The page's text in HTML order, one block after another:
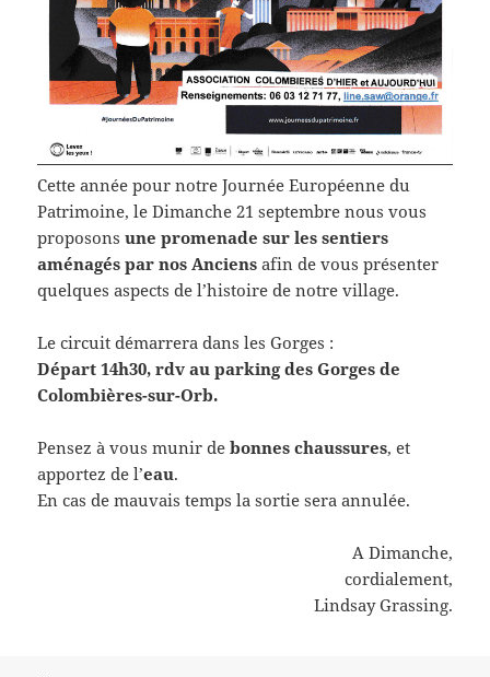
Cette année pour notre Journée Européenne du
Patrimoine, le Dimanche 21 septembre nous vous
proposonsune promenade sur les sentiers
aménagés par nos Anciens afin de vous présenter
quelques aspects de l’histoire de notre village.
Le circuit démarrera dans les Gorges :
Départ 14h30, rdv au parking des Gorges de
Colombières-sur-Orb.
Pensez à vous munir debonnes chaussures, et
apportez de l’eau.
En cas de mauvais temps la sortie sera annulée.
A Dimanche,
cordialement,
Lindsay Grassing.